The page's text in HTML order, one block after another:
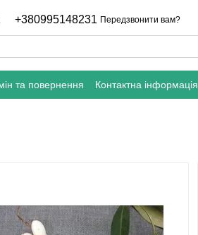
+380995148231 Передзвонити вам?
та повернення Контактна інформація